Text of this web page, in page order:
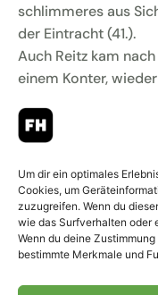
Um dir ein optimales
Cookies, um
zuzugreifen. Wenn du
wie das Surfverhalten oder
Wenn du deine
bestimmte Merkmale und
schlimmeres aus
der Eintracht (41.).
Auch Reitz kam nach
einem Konter, wieder
zum Abschluss im
Strafraum – wieder
kam ein Frankfurter
dazwischen (42.). Es
fehlte den Borussen
nicht an
sondern vielmehr an